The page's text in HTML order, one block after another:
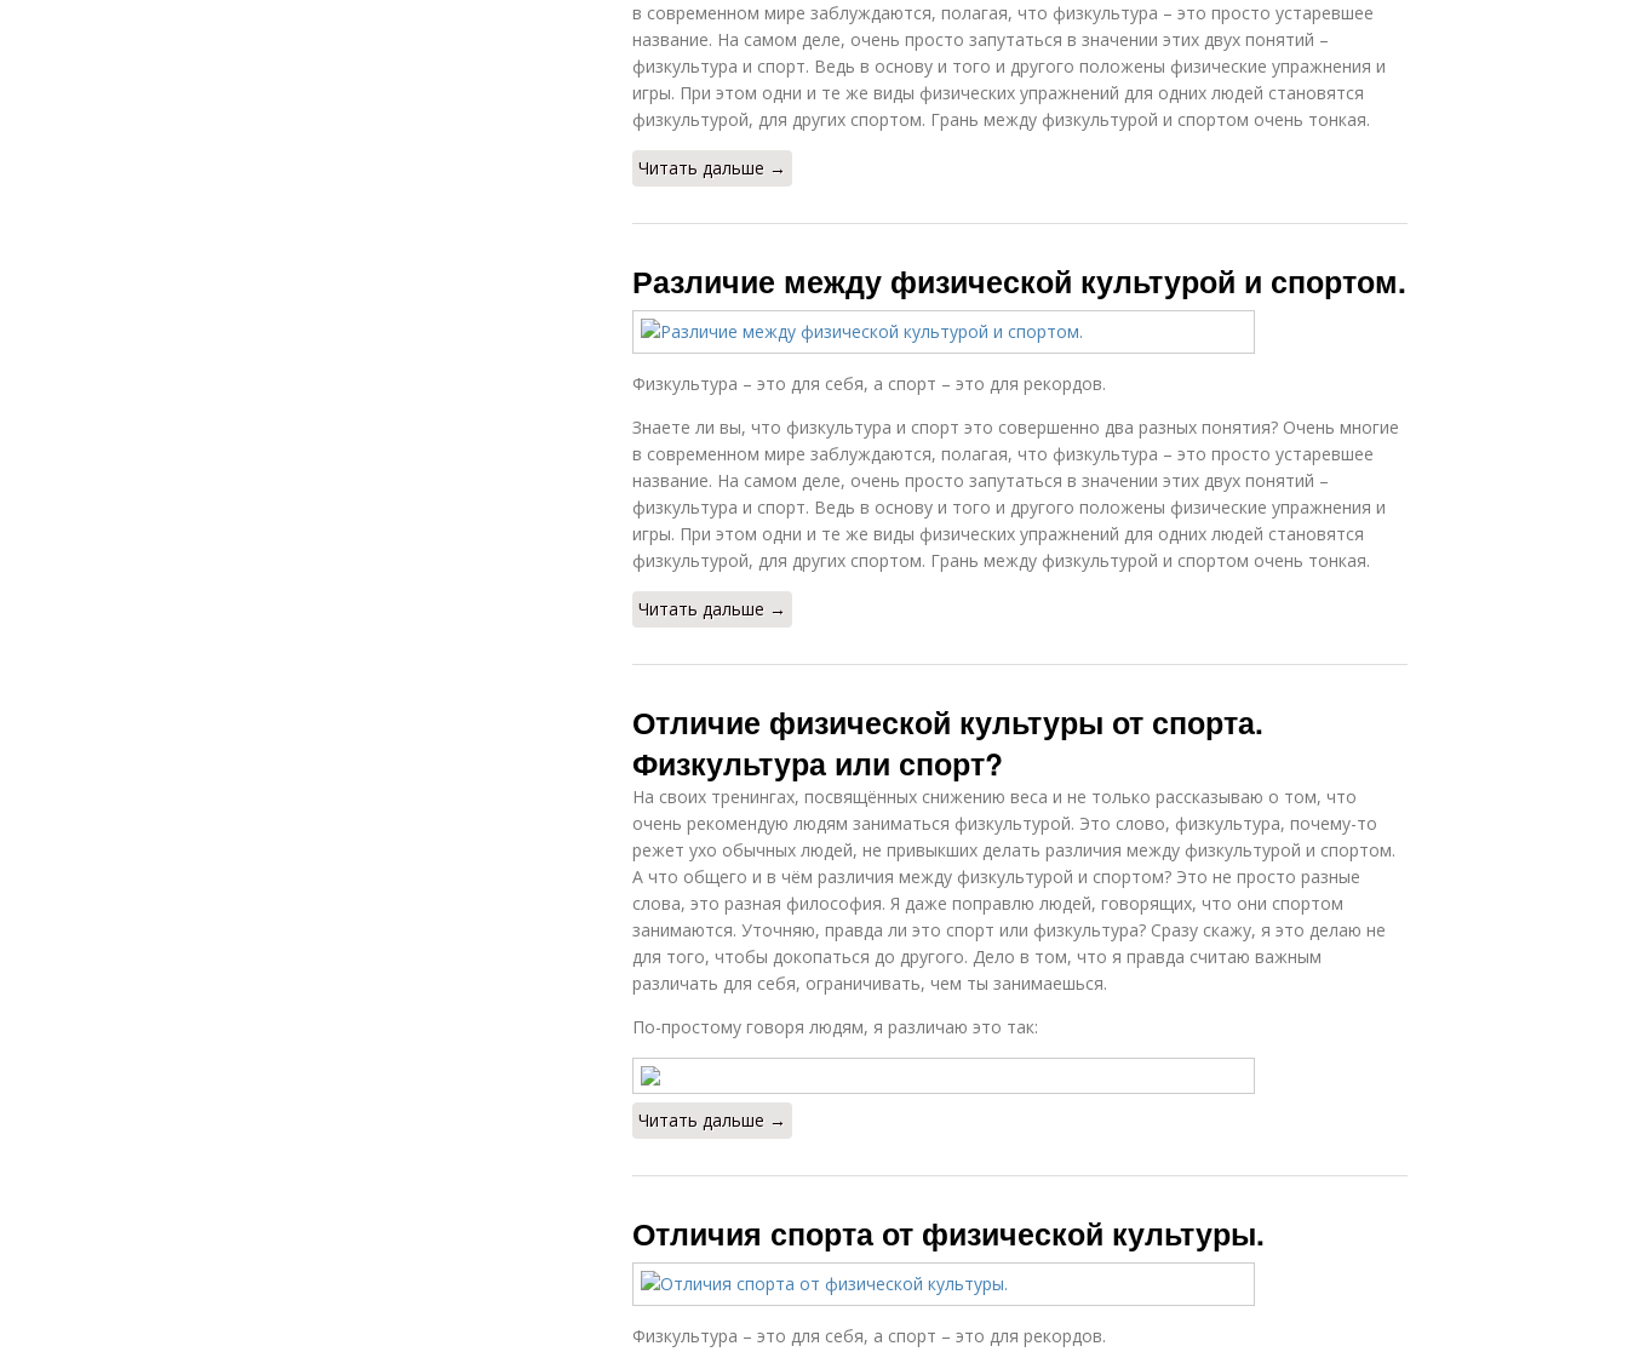
в современном мире заблуждаются, полагая, что физкультура – это просто устаревшее
название. На самом деле, очень просто запутаться в значении этих двух понятий –
физкультура и спорт. Ведь в основу и того и другого положены физические упражнения и
игры. При этом одни и те же виды физических упражнений для одних людей становятся
физкультурой, для других спортом. Грань между физкультурой и спортом очень тонкая.
Читать дальше →
Различие между физической культурой и спортом.
Физкультура – это для себя, а спорт – это для рекордов.
Знаете ли вы, что физкультура и спорт это совершенно два разных понятия? Очень многие
в современном мире заблуждаются, полагая, что физкультура – это просто устаревшее
название. На самом деле, очень просто запутаться в значении этих двух понятий –
физкультура и спорт. Ведь в основу и того и другого положены физические упражнения и
игры. При этом одни и те же виды физических упражнений для одних людей становятся
физкультурой, для других спортом. Грань между физкультурой и спортом очень тонкая.
Читать дальше →
Отличие физической культуры от спорта.
Физкультура или спорт?
На своих тренингах, посвящённых снижению веса и не только рассказываю о том, что
очень рекомендую людям заниматься физкультурой. Это слово, физкультура, почему-то
режет ухо обычных людей, не привыкших делать различия между физкультурой и спортом.
А что общего и в чём различия между физкультурой и спортом? Это не просто разные
слова, это разная философия. Я даже поправлю людей, говорящих, что они спортом
занимаются. Уточняю, правда ли это спорт или физкультура? Сразу скажу, я это делаю не
для того, чтобы докопаться до другого. Дело в том, что я правда считаю важным
различать для себя, ограничивать, чем ты занимаешься.
По-простому говоря людям, я различаю это так:
Читать дальше →
Отличия спорта от физической культуры.
Физкультура – это для себя, а спорт – это для рекордов.